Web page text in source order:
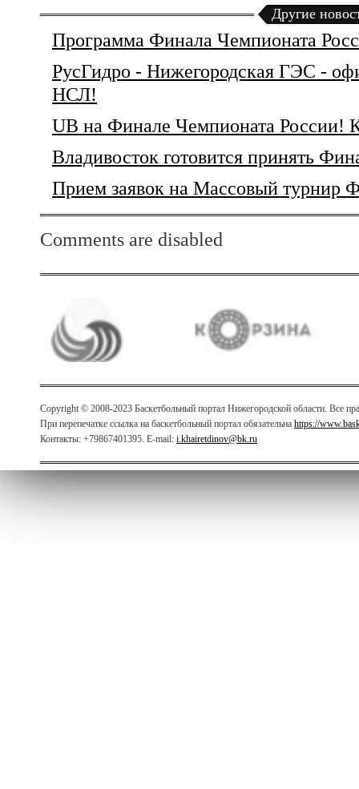
Другие
Программа Финала Чемпионата
РусГидро - Нижегородская ГЭС -
НСЛ!
UB на Финале Чемпионата России!
Владивосток готовится принять
Прием заявок на Массовый
Comments are disabled
Copyright © 2008-2023 Баскетбольный портал Нижегородской области. Все
При перепечатке ссылка на баскетбольный портал обязательна https://
Контакты: +79867401395. E-mail: i.khairetdinov@bk.ru